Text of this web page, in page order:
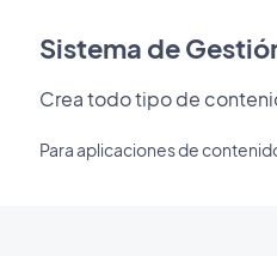
Sistema de
Crea todo tipo de
Para aplicaciones de